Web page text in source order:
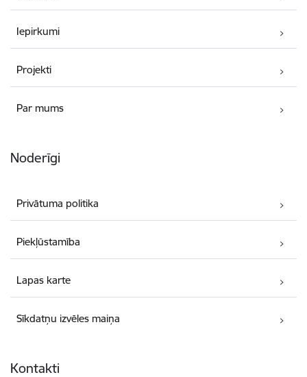
Iepirkumi
Projekti
Par mums
Noderīgi
Privātuma politika
Piekļūstamība
Lapas karte
Sīkdatņu izvēles maiņa
Kontakti